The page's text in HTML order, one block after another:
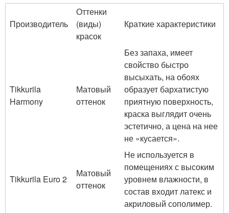
Производитель
Оттенки
(виды)
красок
Краткие характеристики
Tikkurila
Harmony
Матовый
оттенок
Без запаха, имеет
свойство быстро
высыхать, на обоях
образует бархатистую
приятную поверхность,
краска выглядит очень
эстетично, а цена на нее
не «кусается».
Tikkurila Euro 2
Матовый
оттенок
Не используется в
помещениях с высоким
уровнем влажности, в
состав входит латекс и
акриловый сополимер.